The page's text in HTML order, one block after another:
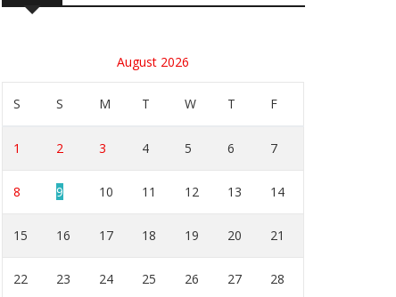
August 2026
S S M T W T F
1 2 3 4 5 6 7
8 9 10 11 12 13 14
15 16 17 18 19 20 21
22 23 24 25 26 27 28